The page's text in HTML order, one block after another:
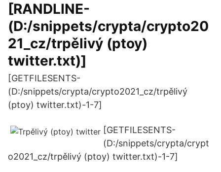
[RANDLINE-
(D:/snippets/crypta/crypto20
21_cz/trpělivý (ptoy)
twitter.txt)]
[GETFILESENTS-
(D:/snippets/crypta/crypto2021_cz/trpělivý
(ptoy) twitter.txt)-1-7]
[GETFILESENTS-
(D:/snippets/crypta/crypt
o2021_cz/trpělivý (ptoy) twitter.txt)-1-7]